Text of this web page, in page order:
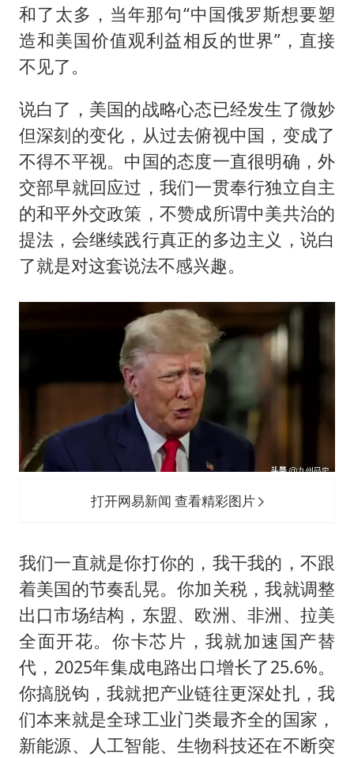
和了太多，当年那句“中国俄罗斯想要塑
造和美国价值观利益相反的世界”，直接
不见了。
说白了，美国的战略心态已经发生了微妙
但深刻的变化，从过去俯视中国，变成了
不得不平视。中国的态度一直很明确，外
交部早就回应过，我们一贯奉行独立自主
的和平外交政策，不赞成所谓中美共治的
提法，会继续践行真正的多边主义，说白
了就是对这套说法不感兴趣。
打开网易新闻 查看精彩图片
我们一直就是你打你的，我干我的，不跟
着美国的节奏乱晃。你加关税，我就调整
出口市场结构，东盟、欧洲、非洲、拉美
全面开花。你卡芯片，我就加速国产替
代，2025年集成电路出口增长了25.6%。
你搞脱钩，我就把产业链往更深处扎，我
们本来就是全球工业门类最齐全的国家，
新能源、人工智能、生物科技还在不断突